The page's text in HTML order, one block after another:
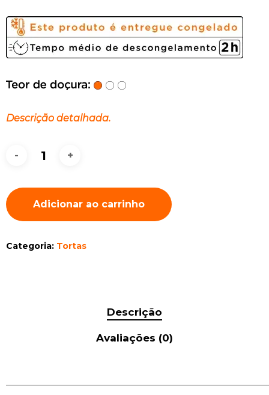
Descrição detalhada.
Adicionar ao carrinho
Categoria: Tortas
Descrição
Avaliações (0)